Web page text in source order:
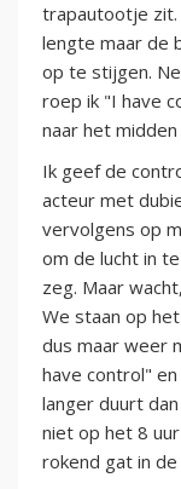
trapautootje zit.
lengte maar de
op te stijgen.
roep ik "I have
naar het midden
Ik geef de
acteur met
vervolgens op
om de lucht in
zeg. Maar
We staan op
dus maar weer
have control"
langer duurt
niet op het 8
rokend gat in